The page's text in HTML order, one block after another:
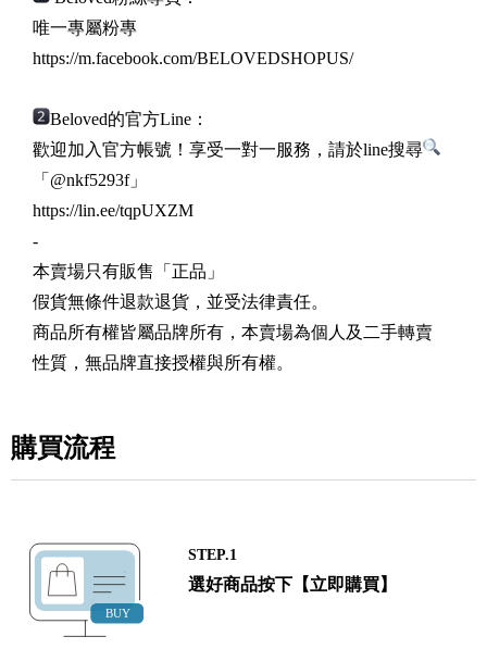
唯一專屬粉專
https://m.facebook.com/BELOVEDSHOPUS/
Beloved的官方Line：
歡迎加入官方帳號！享受一對一服務，請於line搜尋
「@nkf5293f」
https://lin.ee/tqpUXZM
-
本賣場只有販售「正品」
假貨無條件退款退貨，並受法律責任。
商品所有權皆屬品牌所有，本賣場為個人及二手轉賣
性質，無品牌直接授權與所有權。
購買流程
STEP.1
選好商品按下【立即購買】